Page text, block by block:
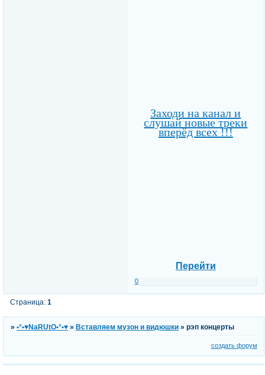
Заходи на канал и
слушай новые треки
вперёд всех !!!
Перейти
0
Страница:1
»•°•♥NaRUtO•°•♥ »Вставляем музон и видюшки »рэп концерты
создать форум